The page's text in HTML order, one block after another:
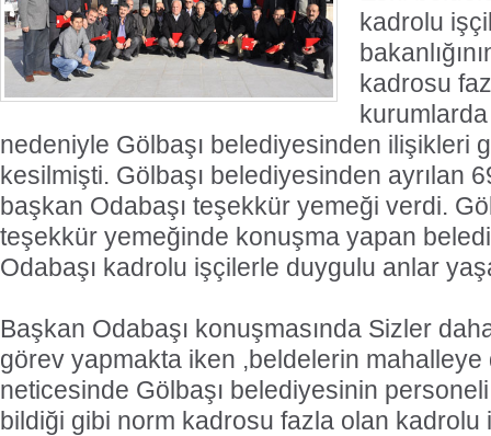
kadrolu
kadrosu
nedeniyle Gölbaşı belediyesinden ilişikleri
kesilmişti. Gölbaşı belediyesinden ayrılan
başkan Odabaşı teşekkür yemeği verdi.
teşekkür yemeğinde konuşma yapan
Odabaşı kadrolu işçilerle duygulu anlar
Başkan Odabaşı konuşmasında Sizler
görev yapmakta iken ,beldelerin mahalleye
neticesinde Gölbaşı belediyesinin
bildiği gibi norm kadrosu fazla olan kadrolu